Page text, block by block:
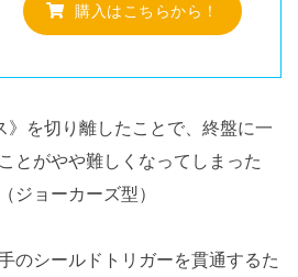
購入はこちらから！
》を切り離したことで、終盤に一
とがやや難しくなってしまった
ジョーカーズ型）
のシールドトリガーを貫通するた